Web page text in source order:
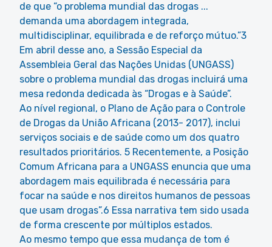
de que “o problema mundial das drogas ...
demanda uma abordagem integrada,
multidisciplinar, equilibrada e de reforço mútuo.”3
Em abril desse ano, a Sessão Especial da
Assembleia Geral das Nações Unidas (UNGASS)
sobre o problema mundial das drogas incluirá uma
mesa redonda dedicada às “Drogas e à Saúde”.
Ao nível regional, o Plano de Ação para o Controle
de Drogas da União Africana (2013- 2017), inclui
serviços sociais e de saúde como um dos quatro
resultados prioritários. 5 Recentemente, a Posição
Comum Africana para a UNGASS enuncia que uma
abordagem mais equilibrada é necessária para
focar na saúde e nos direitos humanos de pessoas
que usam drogas”.6 Essa narrativa tem sido usada
de forma crescente por múltiplos estados.
Ao mesmo tempo que essa mudança de tom é